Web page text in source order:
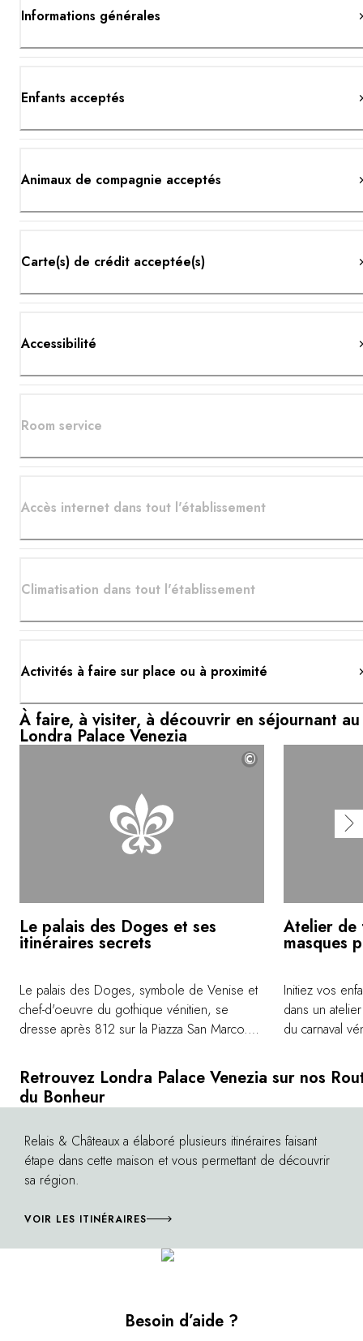
Informations générales
Enfants acceptés
Animaux de compagnie acceptés
Carte(s) de crédit acceptée(s)
Accessibilité
Room service
Accès internet dans tout l'établissement
Climatisation dans tout l'établissement
Activités à faire sur place ou à proximité
Besoin d’aide ?
Retrouvez Londra Palace Venezia sur nos
du Bonheur
Relais & Châteaux a élaboré plusieurs itinéraires faisant
étape dans cette maison et vous permettant de découvrir
sa région.
VOIR LES ITINÉRAIRES
À faire, à visiter, à découvrir en séjournant au
Londra Palace Venezia
©
Le palais des Doges et ses
itinéraires secrets
Le palais des Doges, symbole de Venise et
chef-d'oeuvre du gothique vénitien, se
dresse après 812 sur la Piazza San Marco.
byzantine et orientale, reflète les forts liens
commerciaux et culturels de la Sérénissime
avec d'autres états européens. Découvrez
guidée des salles secrètes où le pouvoir et
la justice étaient administrés, conduisant aux
prisons d'où Casanova a réussi à
Atelier de
masques
Initiez vos
dans un
du carnaval